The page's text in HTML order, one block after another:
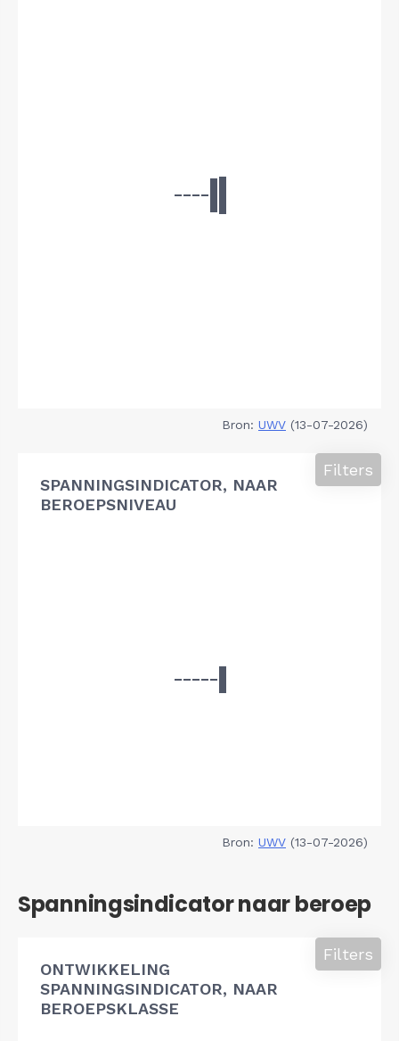
Bron: UWV (13-07-2026)
SPANNINGSINDICATOR, NAAR
BEROEPSNIVEAU
Filters
Bron: UWV (13-07-2026)
Spanningsindicator naar beroep
ONTWIKKELING
SPANNINGSINDICATOR, NAAR
BEROEPSKLASSE
Filters